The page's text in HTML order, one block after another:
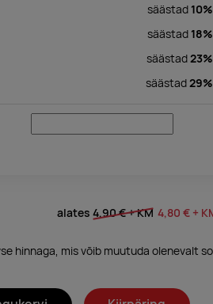
säästad 10%
säästad 18%
säästad 23%
säästad 29%
alates 4,90 €+ KM 4,80 € +
hinnaga, mis võib muutuda olenevalt